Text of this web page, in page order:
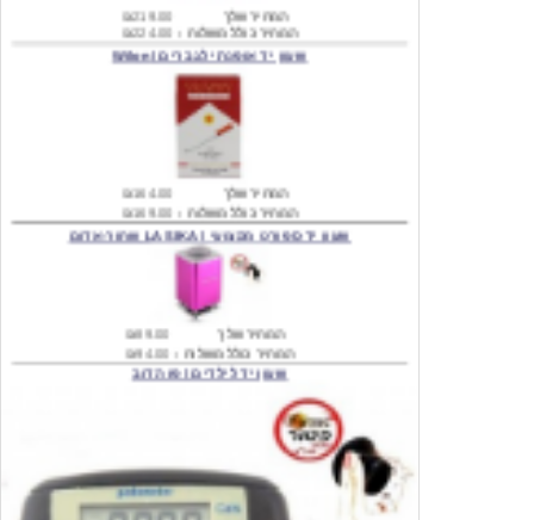
שעון יד אופנתי לגברים \ Wilon
המחיר כולל משלוח :
שעון יד ספורט מקצועי \ LASIKA שחור-אדום
המחיר כולל משלוח :
שעון יד לילדים \ פו הדוב